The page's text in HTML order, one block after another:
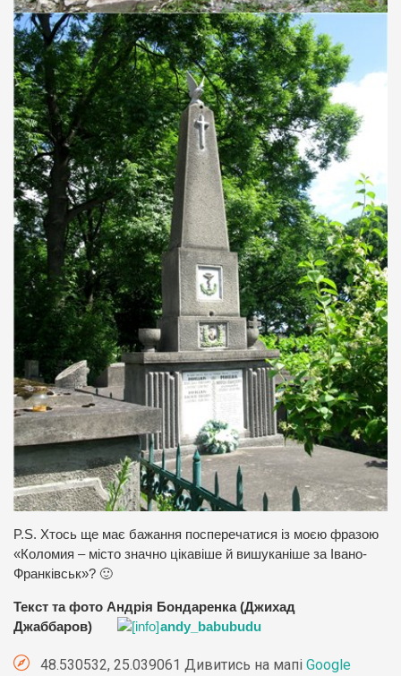
P.S. Хтось ще має бажання посперечатися із моєю фразою
«Коломия – місто значно цікавіше й вишуканіше за Івано-
Франківськ»? 🙂
Текст та фото Андрія Бондаренка (Джихад
Джаббаров)
andy_babubudu
48.530532, 25.039061 Дивитись на мапі Google